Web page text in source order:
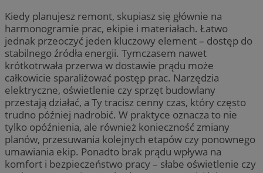
Kiedy planujesz remont, skupiasz się głównie na
harmonogramie prac, ekipie i materiałach. Łatwo
jednak przeoczyć jeden kluczowy element – dostęp do
stabilnego źródła energii. Tymczasem nawet
krótkotrwała przerwa w dostawie prądu może
całkowicie sparaliżować postęp prac. Narzędzia
elektryczne, oświetlenie czy sprzęt budowlany
przestają działać, a Ty tracisz cenny czas, który często
trudno później nadrobić. W praktyce oznacza to nie
tylko opóźnienia, ale również konieczność zmiany
planów, przesuwania kolejnych etapów czy ponownego
umawiania ekip. Ponadto brak prądu wpływa na
komfort i bezpieczeństwo pracy – słabe oświetlenie czy